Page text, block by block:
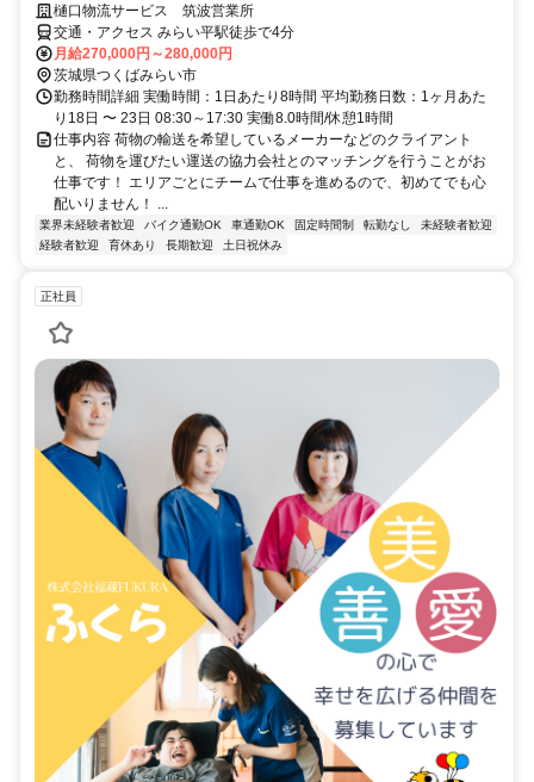
樋口物流サービス 筑波営業所
交通・アクセス みらい平駅徒歩で4分
月給270,000円～280,000円
茨城県つくばみらい市
勤務時間詳細 実働時間：1日あたり8時間 平均勤務日数：1ヶ月あた
り18日 〜 23日 08:30～17:30 実働8.0時間/休憩1時間
仕事内容 荷物の輸送を希望しているメーカーなどのクライアント
と、 荷物を運びたい運送の協力会社とのマッチングを行うことがお
仕事です！ エリアごとにチームで仕事を進めるので、初めてでも心
配いりません！ ...
業界未経験者歓迎 バイク通勤OK 車通勤OK 固定時間制 転勤なし
未経験者歓迎
経験者歓迎
育休あり 長期歓迎 土日祝休み
正社員